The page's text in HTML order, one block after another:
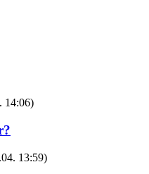
14:06)
13:59)